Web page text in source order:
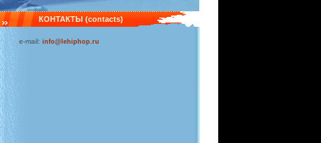
КОНТАКТЫ (contacts)
e-mail: info@lehiphop.ru